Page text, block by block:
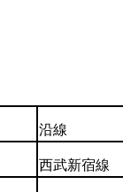
沿線
西武新宿線